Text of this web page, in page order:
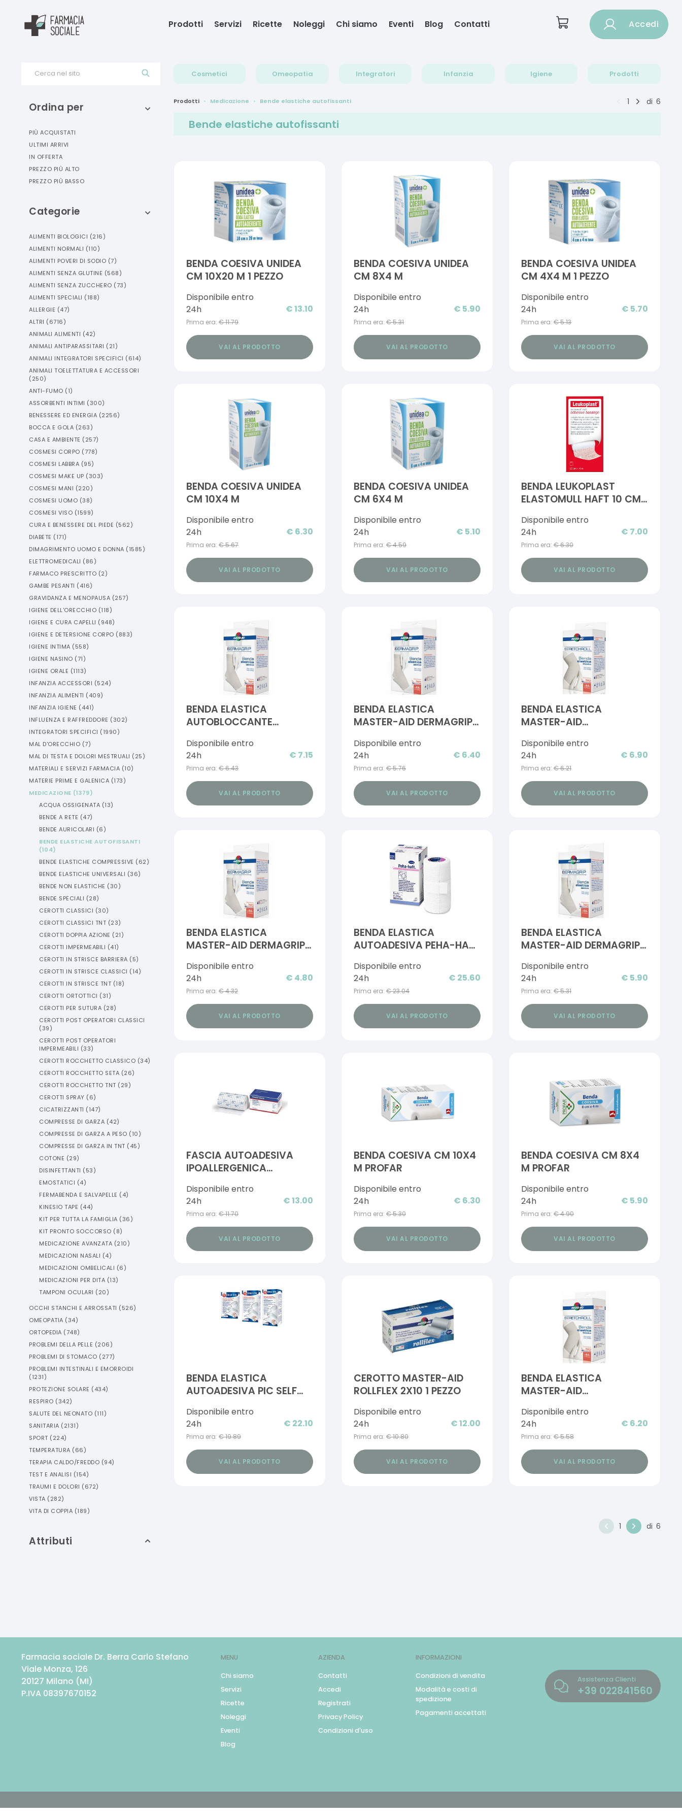
Prodotti Servizi Ricette Noleggi Chi siamo Eventi Blog Contatti Accedi
Cerca nel sito Cosmetici Omeopatia Integratori Infanzia Igiene Prodotti
Ordina per
PIÙ ACQUISTATI
ULTIMI ARRIVI
IN OFFERTA
PREZZO PIÙ ALTO
PREZZO PIÙ BASSO
Categorie
ALIMENTI BIOLOGICI (216)
ALIMENTI NORMALI (110)
ALIMENTI POVERI DI SODIO (7)
ALIMENTI SENZA GLUTINE (568)
ALIMENTI SENZA ZUCCHERO (73)
ALIMENTI SPECIALI (188)
ALLERGIE (47)
ALTRI (6716)
ANIMALI ALIMENTI (42)
ANIMALI ANTIPARASSITARI (21)
ANIMALI INTEGRATORI SPECIFICI (614)
ANIMALI TOELETTATURA E ACCESSORI
(250)
ANTI-FUMO (1)
ASSORBENTI INTIMI (300)
BENESSERE ED ENERGIA (2256)
BOCCA E GOLA (263)
CASA E AMBIENTE (257)
COSMESI CORPO (778)
COSMESI LABBRA (95)
COSMESI MAKE UP (303)
COSMESI MANI (220)
COSMESI UOMO (38)
COSMESI VISO (1599)
CURA E BENESSERE DEL PIEDE (562)
DIABETE (171)
DIMAGRIMENTO UOMO E DONNA (1585)
ELETTROMEDICALI (86)
FARMACO PRESCRITTO (2)
GAMBE PESANTI (416)
GRAVIDANZA E MENOPAUSA (257)
IGIENE DELL'ORECCHIO (118)
IGIENE E CURA CAPELLI (948)
IGIENE E DETERSIONE CORPO (883)
IGIENE INTIMA (558)
IGIENE NASINO (71)
IGIENE ORALE (1113)
INFANZIA ACCESSORI (524)
INFANZIA ALIMENTI (409)
INFANZIA IGIENE (441)
INFLUENZA E RAFFREDDORE (302)
INTEGRATORI SPECIFICI (1990)
MAL D'ORECCHIO (7)
MAL DI TESTA E DOLORI MESTRUALI (25)
MATERIALI E SERVIZI FARMACIA (10)
MATERIE PRIME E GALENICA (173)
MEDICAZIONE (1379)
ACQUA OSSIGENATA (13)
BENDE A RETE (47)
BENDE AURICOLARI (6)
BENDE ELASTICHE AUTOFISSANTI
(104)
BENDE ELASTICHE COMPRESSIVE (62)
BENDE ELASTICHE UNIVERSALI (36)
BENDE NON ELASTICHE (30)
BENDE SPECIALI (28)
CEROTTI CLASSICI (30)
CEROTTI CLASSICI TNT (23)
CEROTTI DOPPIA AZIONE (21)
CEROTTI IMPERMEABILI (41)
CEROTTI IN STRISCE BARRIERA (5)
CEROTTI IN STRISCE CLASSICI (14)
CEROTTI IN STRISCE TNT (18)
CEROTTI ORTOTTICI (31)
CEROTTI PER SUTURA (28)
CEROTTI POST OPERATORI CLASSICI
(39)
CEROTTI POST OPERATORI
IMPERMEABILI (33)
CEROTTI ROCCHETTO CLASSICO (34)
CEROTTI ROCCHETTO SETA (26)
CEROTTI ROCCHETTO TNT (29)
CEROTTI SPRAY (6)
CICATRIZZANTI (147)
COMPRESSE DI GARZA (42)
COMPRESSE DI GARZA A PESO (10)
COMPRESSE DI GARZA IN TNT (45)
COTONE (29)
DISINFETTANTI (53)
EMOSTATICI (4)
FERMABENDA E SALVAPELLE (4)
KINESIO TAPE (44)
KIT PER TUTTA LA FAMIGLIA (36)
KIT PRONTO SOCCORSO (8)
MEDICAZIONE AVANZATA (210)
MEDICAZIONI NASALI (4)
MEDICAZIONI OMBELICALI (6)
MEDICAZIONI PER DITA (13)
TAMPONI OCULARI (20)
OCCHI STANCHI E ARROSSATI (526)
OMEOPATIA (34)
ORTOPEDIA (748)
PROBLEMI DELLA PELLE (206)
PROBLEMI DI STOMACO (277)
PROBLEMI INTESTINALI E EMORROIDI
(1231)
PROTEZIONE SOLARE (434)
RESPIRO (342)
SALUTE DEL NEONATO (111)
SANITARIA (2131)
SPORT (224)
TEMPERATURA (66)
TERAPIA CALDO/FREDDO (94)
TEST E ANALISI (154)
TRAUMI E DOLORI (672)
VISTA (282)
VITA DI COPPIA (189)
Attributi
Prodotti Medicazione Bende elastiche autofissanti 1 di 6
Bende elastiche autofissanti
BENDA COESIVA UNIDEA
CM 10X20 M 1 PEZZO
Disponibile entro
24h
Prima era: €11.79
€13.10
VAI AL PRODOTTO
BENDA COESIVA UNIDEA
CM 8X4 M
Disponibile entro
24h
Prima era: €5.31
€ 5.90
VAI AL PRODOTTO
BENDA COESIVA UNIDEA
CM 4X4 M 1 PEZZO
Disponibile entro
24h
Prima era: €5.13
€ 5.70
VAI AL PRODOTTO
BENDA COESIVA UNIDEA
CM 10X4 M
Disponibile entro
24h
Prima era: €5.67
€ 6.30
VAI AL PRODOTTO
BENDA COESIVA UNIDEA
CM 6X4 M
Disponibile entro
24h
Prima era: €4.59
€ 5.10
VAI AL PRODOTTO
BENDA LEUKOPLAST
ELASTOMULL HAFT 10 CM
Disponibile entro
24h
Prima era: €6.30
€ 7.00
VAI AL PRODOTTO
BENDA ELASTICA
AUTOBLOCCANTE
10X4
Disponibile entro
24h
Prima era: €6.43
€ 7.15
VAI AL PRODOTTO
BENDA ELASTICA
MASTER-AID DERMAGRIP
Disponibile entro
24h
Prima era: €5.76
€ 6.40
VAI AL PRODOTTO
BENDA ELASTICA
MASTER-AID
Disponibile entro
24h
Prima era: €6.21
€ 6.90
VAI AL PRODOTTO
BENDA ELASTICA
MASTER-AID DERMAGRIP
Disponibile entro
24h
Prima era: €4.32
€ 4.80
VAI AL PRODOTTO
BENDA ELASTICA
AUTOADESIVA PEHA-HAFT
Disponibile entro
24h
Prima era: €23.04
€ 25.60
VAI AL PRODOTTO
BENDA ELASTICA
MASTER-AID DERMAGRIP
Disponibile entro
24h
Prima era: €5.31
€ 5.90
VAI AL PRODOTTO
FASCIA AUTOADESIVA
IPOALLERGENICA
FISSAGGIO CATETERI M 5
X 5 CM
Disponibile entro
24h
Prima era: €11.70
€13.00
VAI AL PRODOTTO
BENDA COESIVA CM 10X4
M PROFAR
Disponibile entro
24h
Prima era: €5.30
€ 6.30
VAI AL PRODOTTO
BENDA COESIVA CM 8X4
M PROFAR
Disponibile entro
24h
Prima era: €4.90
€ 5.90
VAI AL PRODOTTO
BENDA ELASTICA
AUTOADESIVA PIC SELF
Disponibile entro
24h
Prima era: €19.89
€ 22.10
VAI AL PRODOTTO
CEROTTO MASTER-AID
ROLLFLEX 2X10 1 PEZZO
Disponibile entro
24h
Prima era: €10.80
€12.00
VAI AL PRODOTTO
BENDA ELASTICA
MASTER-AID
Disponibile entro
24h
Prima era: €5.58
€ 6.20
VAI AL PRODOTTO
1 di 6
Farmacia sociale Dr. Berra Carlo Stefano
Viale Monza, 126
20127 Milano (MI)
P.IVA 08397670152
MENU
Chi siamo
Servizi
Ricette
Noleggi
Eventi
Blog
AZIENDA
Contatti
Accedi
Registrati
Privacy Policy
Condizioni d'uso
INFORMAZIONI
Condizioni di vendita
Modalità e costi di
spedizione
Pagamenti accettati
Assistenza Clienti
+39 022841560